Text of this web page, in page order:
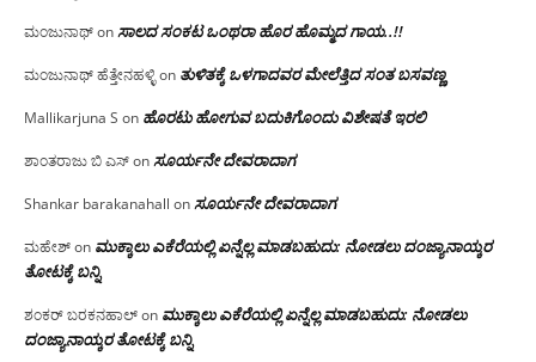
ಮಂಜುನಾಥ್onಸಾಲದ ಸಂಕಟ ಒಂಥರಾ ಹೊರ ಹೊಮ್ಮದ ಗಾಯ..!!
ಮಂಜುನಾಥ್ ಹೆತ್ತೇನಹಳ್ಳಿon ತುಳಿತಕ್ಕೆ ಒಳಗಾದವರ ಮೇಲೆತ್ತಿದ ಸಂತ ಬಸವಣ್ಣ
Mallikarjuna S on ಹೊರಟು ಹೋಗುವ ಬದುಕಿಗೊಂದು ವಿಶೇಷತೆ ಇರಲಿ
ಶಾಂತರಾಜು ಬಿ ಎಸ್onಸೂರ್ಯನೇ ದೇವರಾದಾಗ
Shankar barakanahall onಸೂರ್ಯನೇ ದೇವರಾದಾಗ
ಮಹೇಶ್on ಮುಕ್ಕಾಲು ಎಕೆರೆಯಲ್ಲಿ ಏನ್ನೆಲ್ಲ‌ ಮಾಡಬಹುದು: ನೋಡಲು ದಂಜ್ಯಾನಾಯ್ಕರ
ತೋಟಕ್ಕೆ ಬನ್ನಿ
ಶಂಕರ್ ಬರಕನಹಾಲ್on ಮುಕ್ಕಾಲು ಎಕೆರೆಯಲ್ಲಿ ಏನ್ನೆಲ್ಲ‌ ಮಾಡಬಹುದು: ನೋಡಲು
ದಂಜ್ಯಾನಾಯ್ಕರ ತೋಟಕ್ಕೆ ಬನ್ನಿ